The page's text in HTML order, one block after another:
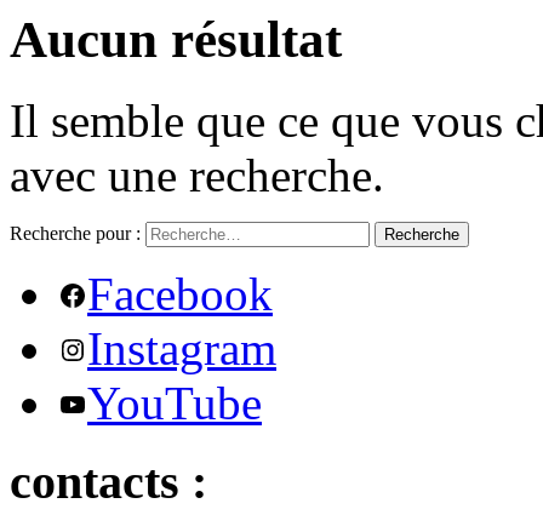
Aucun résultat
Il semble que ce que vous
avec une recherche.
Recherche pour : Recherche
Facebook
Instagram
YouTube
contacts :